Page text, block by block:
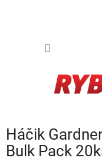
Háčik
Bulk Pack